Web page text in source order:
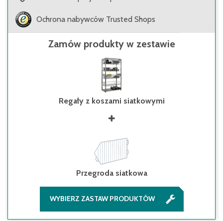
Ochrona nabywców Trusted Shops
Zamów produkty w zestawie
Regały z koszami siatkowymi
Przegroda siatkowa
WYBIERZ ZASTAW PRODUKTÓW